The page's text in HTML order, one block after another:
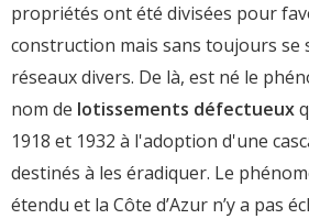
propriétés ont été divisées pour
construction mais sans toujours se
réseaux divers. De là, est né le
nom de lotissements défectueux
1918 et 1932 à l'adoption d'une
destinés à les éradiquer. Le
étendu et la Côte d’Azur n’y a pas